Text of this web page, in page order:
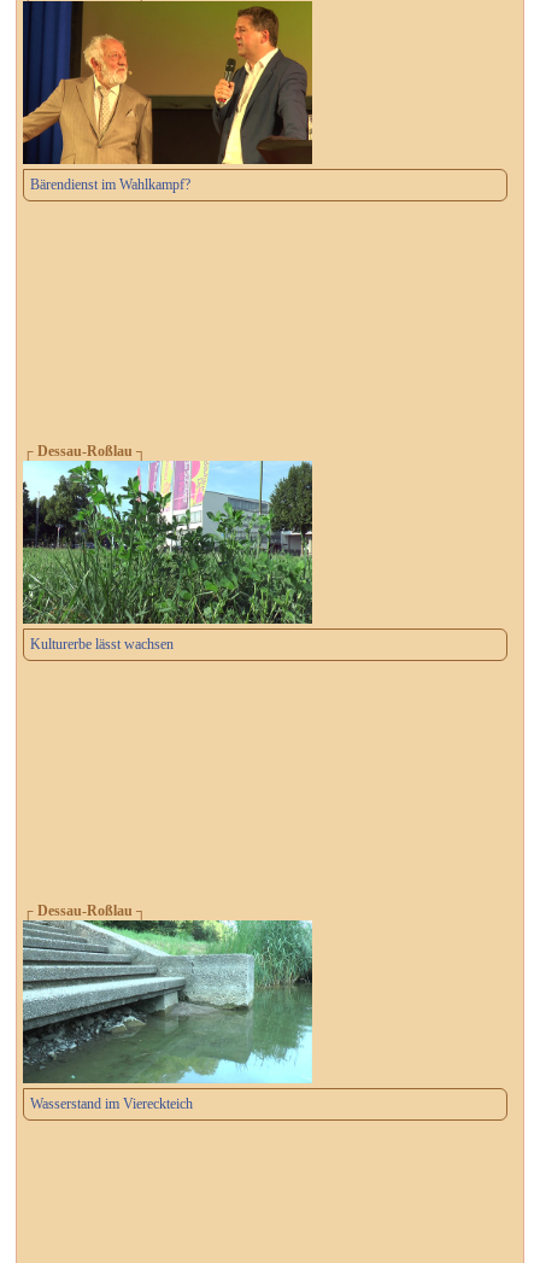
Bärendienst im Wahlkampf?
┌ Dessau-Roßlau ┐
Kulturerbe lässt wachsen
┌ Dessau-Roßlau ┐
Wasserstand im Viereckteich